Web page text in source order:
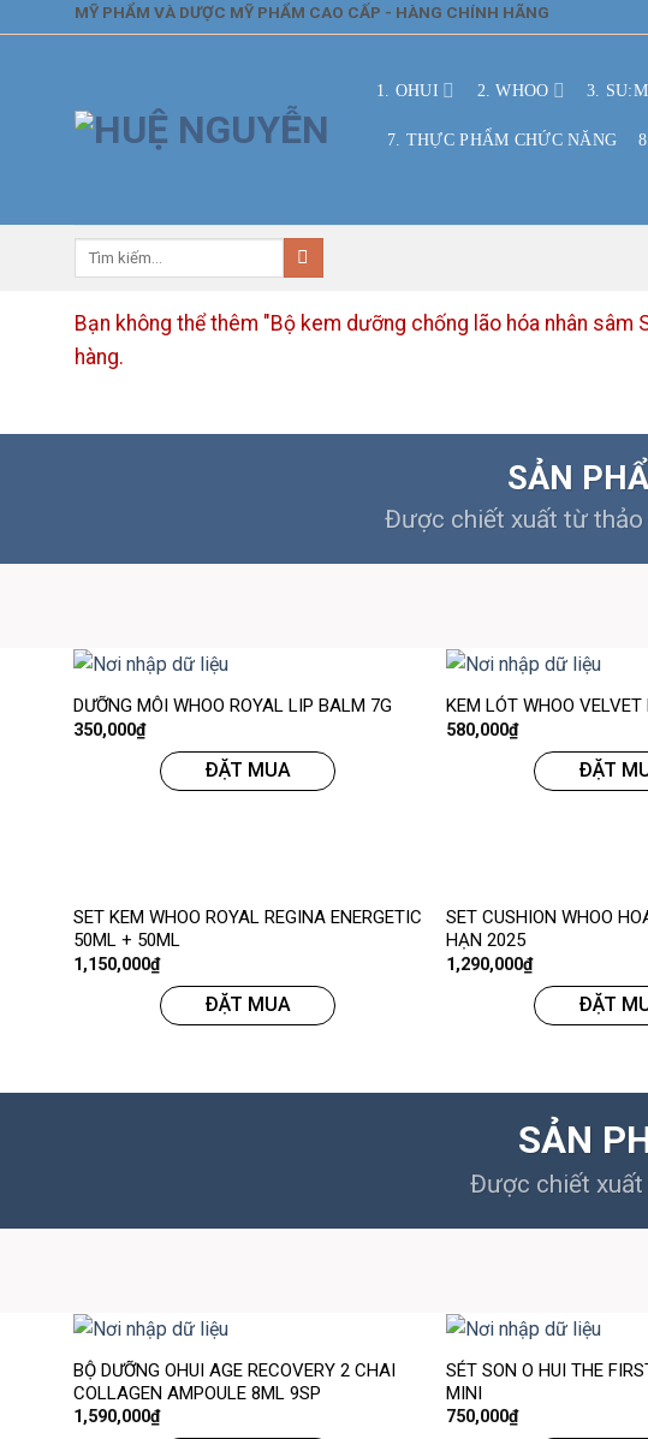
MỸ PHẨM VÀ DƯỢC MỸ PHẨM CAO CẤP - HÀNG CHÍNH HÃNG
1. OHUI 2. WHOO 3.
7. THỰC PHẨM CHỨC NĂNG
Bạn không thể thêm "Bộ kem dưỡng chống lão hóa nhân
hàng.
SẢN
Được chiết xuất từ thảo
DƯỠNG MÔI WHOO ROYAL LIP BALM 7G
350,000₫
ĐẶT MUA
KEM LÓT WHOO
580,000₫
ĐẶT
SET KEM WHOO ROYAL REGINA ENERGETIC
50ML + 50ML
1,150,000₫
ĐẶT MUA
SET CUSHION WHOO
HẠN 2025
1,290,000₫
ĐẶT
SẢN
Được chiết xuất
BỘ DƯỠNG OHUI AGE RECOVERY 2 CHAI
COLLAGEN AMPOULE 8ML 9SP
1,590,000₫
SÉT SON O HUI THE
MINI
750,000₫